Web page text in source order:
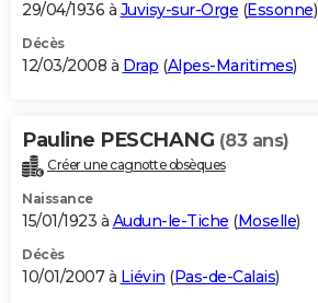
29/04/1936 à Juvisy-sur-Orge (Essonne)
Décès
12/03/2008 à Drap (Alpes-Maritimes)
Pauline PESCHANG (83 ans)
Créer une cagnotte obsèques
Naissance
15/01/1923 à Audun-le-Tiche (Moselle)
Décès
10/01/2007 à Liévin (Pas-de-Calais)